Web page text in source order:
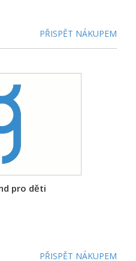
PŘISPĚT NÁKUPEM
pro děti
PŘISPĚT NÁKUPEM